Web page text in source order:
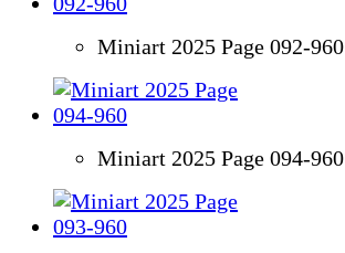
Miniart 2025 Page 092-960
Miniart 2025 Page 094-960